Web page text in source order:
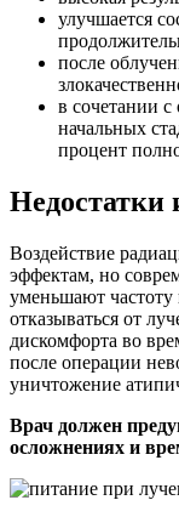
улучшается
после
в сочетании
начальных
процент
Недостатки
Воздействие
эффектам, но
уменьшают
отказываться от
дискомфорта во
после операции
уничтожение
Врач должен
осложнениях и